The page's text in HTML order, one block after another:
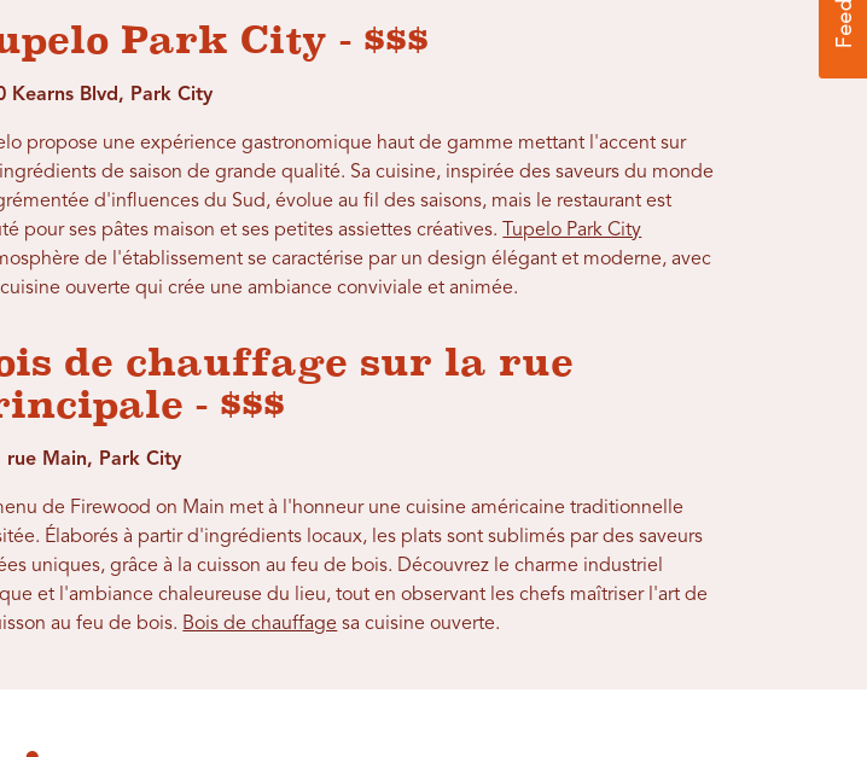
Park City - $$$
Kearns Blvd, Park City
propose une expérience gastronomique haut de gamme mettant l'accent sur
de saison de grande qualité. Sa cuisine, inspirée des saveurs du monde
d'influences du Sud, évolue au fil des saisons, mais le restaurant est
pour ses pâtes maison et ses petites assiettes créatives.
Tupelo Park City
de l'établissement se caractérise par un design élégant et moderne, avec
ouverte qui crée une ambiance conviviale et animée.
de chauffage sur la rue
- $$$
rue Main, Park City
de Firewood on Main met à l'honneur une cuisine américaine traditionnelle
Élaborés à partir d'ingrédients locaux, les plats sont sublimés par des saveurs
uniques, grâce à la cuisson au feu de bois. Découvrez le charme industriel
et l'ambiance chaleureuse du lieu, tout en observant les chefs maîtriser l'art de
au feu de bois. Bois de chauffage sa cuisine ouverte.